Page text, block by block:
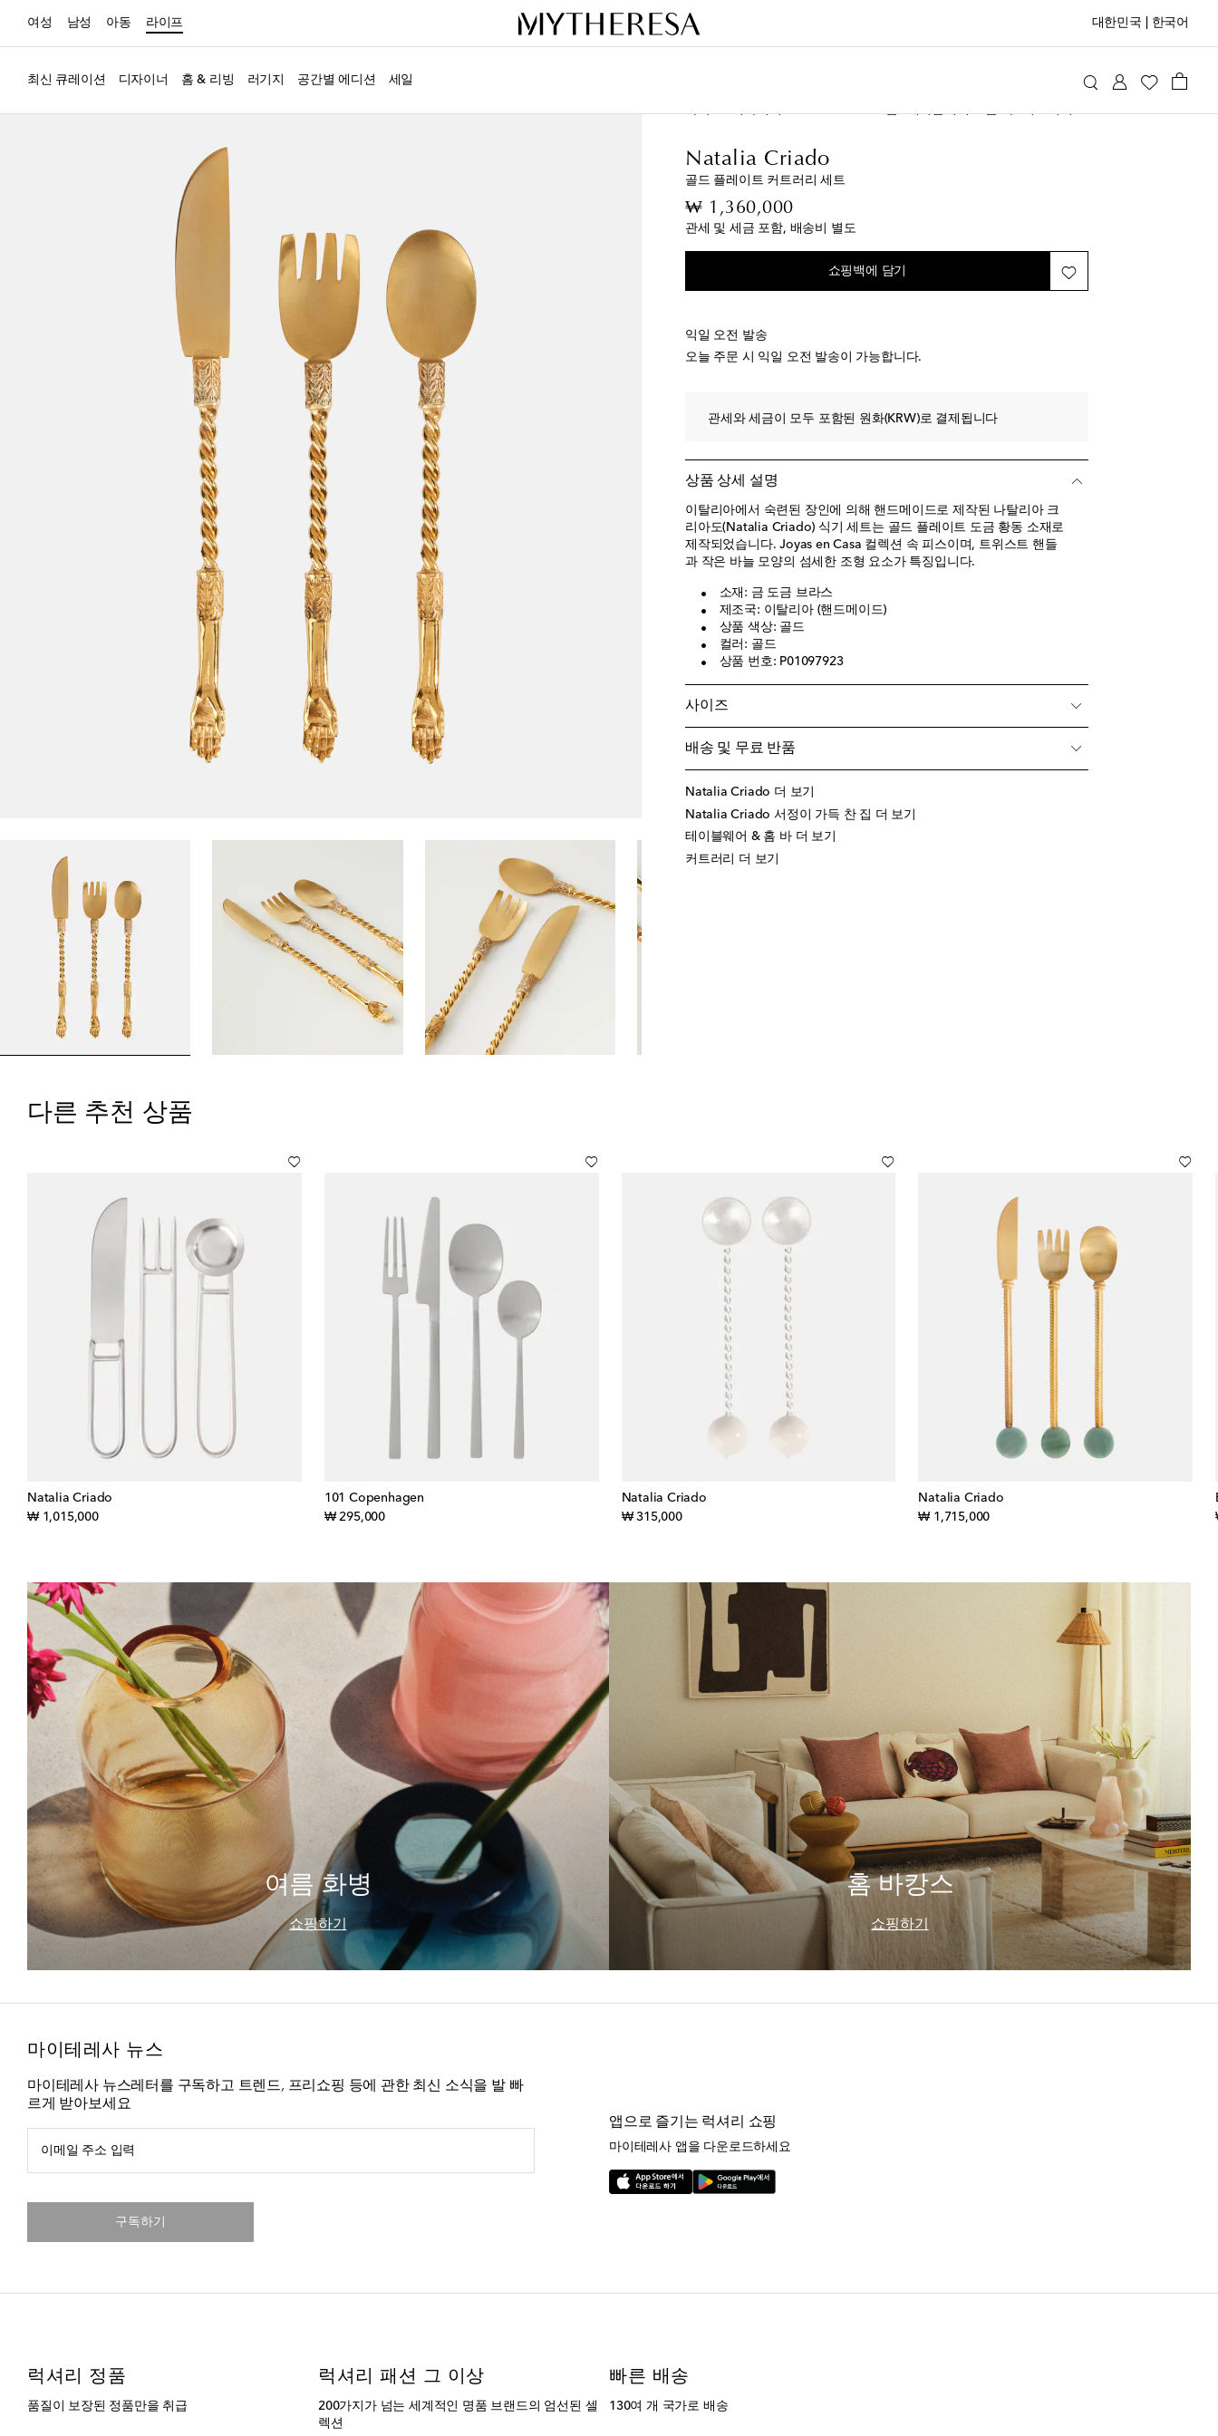
여성 남성 아동 라이프 대한민국 한국어
최신 큐레이션 디자이너 홈 & 리빙 러기지 공간별 에디션 세일
Natalia Criado
골드 플레이트 커트러리 세트
₩ 1,360,000original price
관세 및 세금 포함, 배송비 별도
쇼핑백에 담기
익일 오전 발송
오늘 주문 시 익일 오전 발송이 가능합니다.
관세와 세금이 모두 포함된 원화(KRW)로 결제됩니다
상품 상세 설명
이탈리아에서 숙련된 장인에 의해 핸드메이드로 제작된 나탈리아 크
리아도(Natalia Criado) 식기 세트는 골드 플레이트 도금 황동 소재로
제작되었습니다. Joyas en Casa 컬렉션 속 피스이며, 트위스트 핸들
과 작은 바늘 모양의 섬세한 조형 요소가 특징입니다.
소재: 금 도금 브라스
제조국: 이탈리아 (핸드메이드)
상품 색상: 골드
컬러: 골드
상품 번호: P01097923
사이즈
배송 및 무료 반품
Natalia Criado 더 보기
Natalia Criado 서정이 가득 찬 집 더 보기
테이블웨어 & 홈 바 더 보기
커트러리 더 보기
다른 추천 상품
Natalia Criado
₩ 1,015,000original price
101 Copenhagen
₩ 295,000original price
Natalia Criado
₩ 315,000original price
Natalia Criado
₩ 1,715,000original price
여름 화병
쇼핑하기
홈 바캉스
쇼핑하기
마이테레사 뉴스
마이테레사 뉴스레터를 구독하고 트렌드, 프리쇼핑 등에 관한 최신 소식을 발 빠
르게 받아보세요
이메일 주소 입력
구독하기
앱으로 즐기는 럭셔리 쇼핑
마이테레사 앱을 다운로드하세요
럭셔리 정품
품질이 보장된 정품만을 취급
럭셔리 패션 그 이상
200가지가 넘는 세계적인 명품 브랜드의 엄선된 셀
렉션
빠른 배송
130여 개 국가로 배송